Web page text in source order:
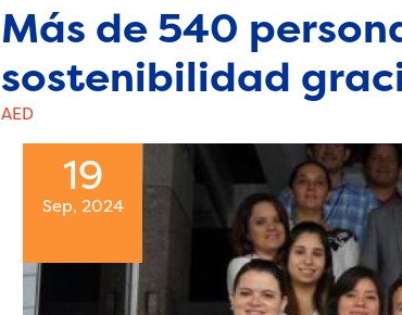
Más de 540
sostenibilidad
AED
19
Sep, 2024